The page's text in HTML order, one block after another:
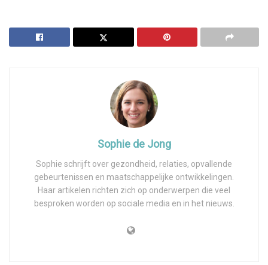
Sophie de Jong
Sophie schrijft over gezondheid, relaties, opvallende
gebeurtenissen en maatschappelijke ontwikkelingen.
Haar artikelen richten zich op onderwerpen die veel
besproken worden op sociale media en in het nieuws.